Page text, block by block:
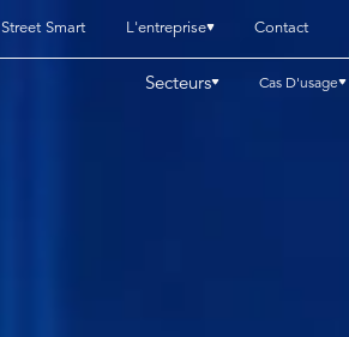
Street Smart L'entreprise Contact
Secteurs
Cas D'usage